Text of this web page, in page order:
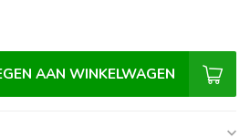
AAN WINKELWAGEN